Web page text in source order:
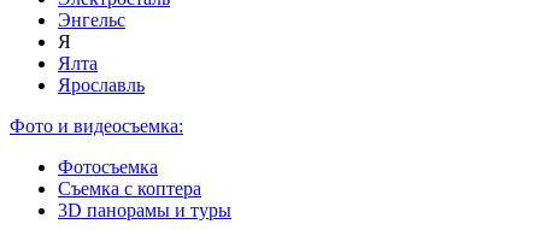
Энгельс
Я
Ялта
Ярославль
Фото и видеосъемка:
Фотосъемка
Съемка с коптера
3D панорамы и туры